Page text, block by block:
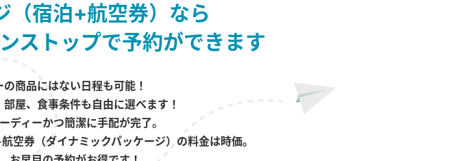
（宿泊+航空券）なら
ストップで予約ができます
商品にはない日程も可能！
屋、食事条件も自由に選べます！
ディーかつ簡潔に手配が完了。
空券（ダイナミックパッケージ）の料金は時価。